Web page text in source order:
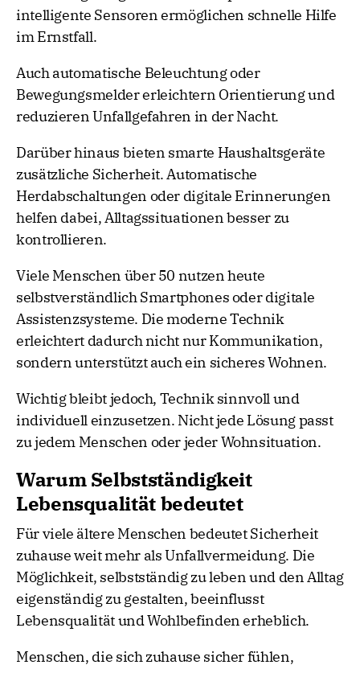
intelligente Sensoren ermöglichen schnelle Hilfe
im Ernstfall.
Auch automatische Beleuchtung oder
Bewegungsmelder erleichtern Orientierung und
reduzieren Unfallgefahren in der Nacht.
Darüber hinaus bieten smarte Haushaltsgeräte
zusätzliche Sicherheit. Automatische
Herdabschaltungen oder digitale Erinnerungen
helfen dabei, Alltagssituationen besser zu
kontrollieren.
Viele Menschen über 50 nutzen heute
selbstverständlich Smartphones oder digitale
Assistenzsysteme. Die moderne Technik
erleichtert dadurch nicht nur Kommunikation,
sondern unterstützt auch ein sicheres Wohnen.
Wichtig bleibt jedoch, Technik sinnvoll und
individuell einzusetzen. Nicht jede Lösung passt
zu jedem Menschen oder jeder Wohnsituation.
Warum Selbstständigkeit
Lebensqualität bedeutet
Für viele ältere Menschen bedeutet Sicherheit
zuhause weit mehr als Unfallvermeidung. Die
Möglichkeit, selbstständig zu leben und den Alltag
eigenständig zu gestalten, beeinflusst
Lebensqualität und Wohlbefinden erheblich.
Menschen, die sich zuhause sicher fühlen,